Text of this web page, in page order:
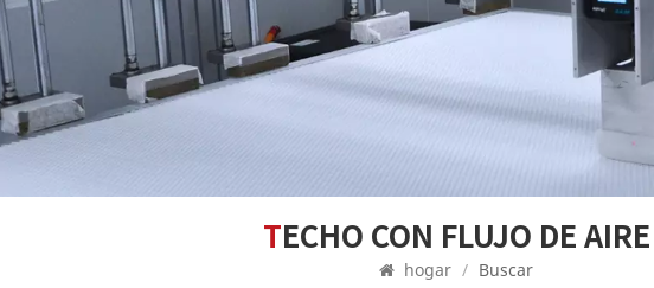
TECHO CON FLUJO DE AIRE
hogar / Buscar